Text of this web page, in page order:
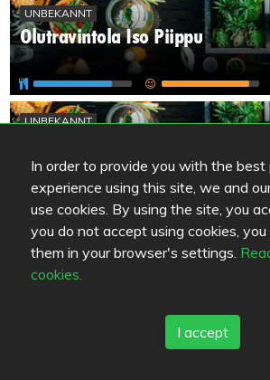
In order to provide you with the best
experience using this site, we and
use cookies. By using the site, you
you do not accept using cookies, you
them in your browser's settings.
cookies.
I accept
UNBEKANNT
Olutravintola Iso Piippu
UNBEKANNT
UNBEKANNT
Härkätien Kievari Koskikara